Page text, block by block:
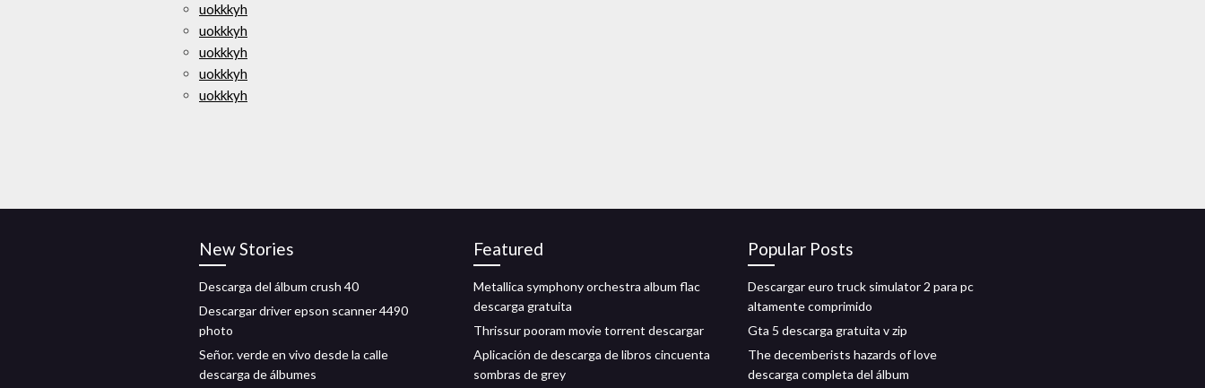
uokkkyh
uokkkyh
uokkkyh
uokkkyh
uokkkyh
New Stories
Descarga del álbum crush 40
Descargar driver epson scanner 4490
photo
Señor. verde en vivo desde la calle
descarga de álbumes
Featured
Metallica symphony orchestra album flac
descarga gratuita
Thrissur pooram movie torrent descargar
Aplicación de descarga de libros cincuenta
sombras de grey
Popular Posts
Descargar euro truck simulator 2 para pc
altamente comprimido
Gta 5 descarga gratuita v zip
The decemberists hazards of love
descarga completa del álbum